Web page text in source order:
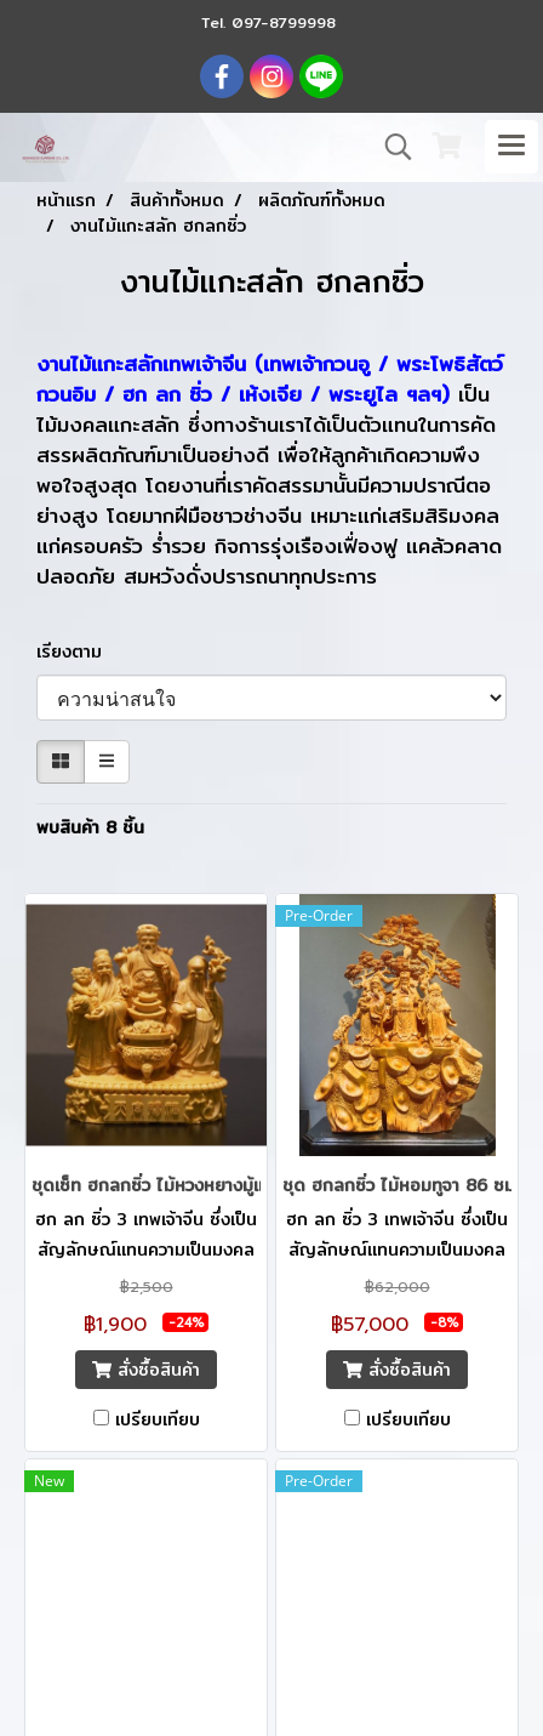
Tel. 097-8799998
หน้าแรก สินค้าทั้งหมด
ผลิตภัณฑ์ทั้งหมด
งานไม้แกะสลัก ฮกลกซิ่ว
งานไม้แกะสลัก ฮกลกซิ่ว
งานไม้แกะสลักเทพเจ้าจีน (เทพเจ้ากวนอู / พระโพธิสัตว์
กวนอิม / ฮก ลก ซิ่ว / เห้งเจีย / พระยูไล ฯลฯ) เป็น
ไม้มงคลแกะสลัก ซึ่งทางร้านเราได้เป็นตัวแทนในการคัด
สรรผลิตภัณฑ์มาเป็นอย่างดี เพื่อให้ลูกค้าเกิดความพึง
พอใจสูงสุด โดยงานที่เราคัดสรรมานั้นมีความปราณีตอ
ย่างสูง โดยมากฝีมือชาวช่างจีน เหมาะแก่เสริมสิริมงคล
แก่ครอบครัว ร่ำรวย กิจการรุ่งเรืองเฟื่องฟู แคล้วคลาด
ปลอดภัย สมหวังดั่งปรารถนาทุกประการ
เรียงตาม
พบสินค้า 8 ชิ้น
ชุดเซ็ท ฮกลกซิ่ว ไม้หวงหยางมู้แกะสลัก ขนาด 11 cm.
ฮก ลก ซิ่ว 3 เทพเจ้าจีน ซึ่งเป็น
สัญลักษณ์แทนความเป็นมงคล
3 ประการของจีน ฮก หมายถึง
โชคลาภและความมั่งคั่ง ร่ำรวยมี
กินมีใช้ ลก หมายถึง อำนาจ
วาสนา สมปรารถนาพร้อมยศฐา
สุขภาพสมบูรณ์แข็งแรง อายุยืน
จึงนิยมให้ ฮก-ลก-ซิ่ว ให้เป็น
ของขวัญเปรียบเสมือนเป็นคำ
฿2,500
฿1,900 -24%
สั่งซื้อสินค้า
เปรียบเทียบ
Pre-Order
ชุด ฮกลกซิ่ว ไม้หอมทูจา 86 ซม.
ฮก ลก ซิ่ว 3 เทพเจ้าจีน ซึ่งเป็น
สัญลักษณ์แทนความเป็นมงคล
3 ประการของจีน ฮก หมายถึง
โชคลาภและความมั่งคั่ง ร่ำรวยมี
กินมีใช้ ลก หมายถึง อำนาจ
วาสนา สมปรารถนาพร้อมยศฐา
สุขภาพสมบูรณ์แข็งแรง อายุยืน
จึงนิยมให้ ฮก-ลก-ซิ่ว ให้เป็น
ของขวัญเปรียบเสมือนเป็นคำ
฿62,000
฿57,000 -8%
สั่งซื้อสินค้า
เปรียบเทียบ
New Pre-Order